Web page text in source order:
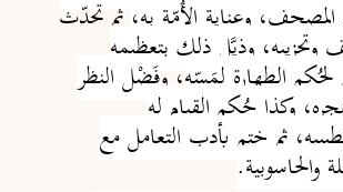
المصحف، وعناية الأُمّة به، ثم تحدّث
وتحزيبه، وذيَّل ذلك بتعظيمه
لحُكم الطهارة لِمَسّه، وفَضْل النظر
ه، وكذا حُكم القيام له
ثم ختم بأدب التعامل مع
والحاسوبية.